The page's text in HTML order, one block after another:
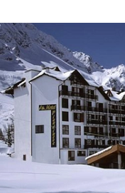
de keuken komen.